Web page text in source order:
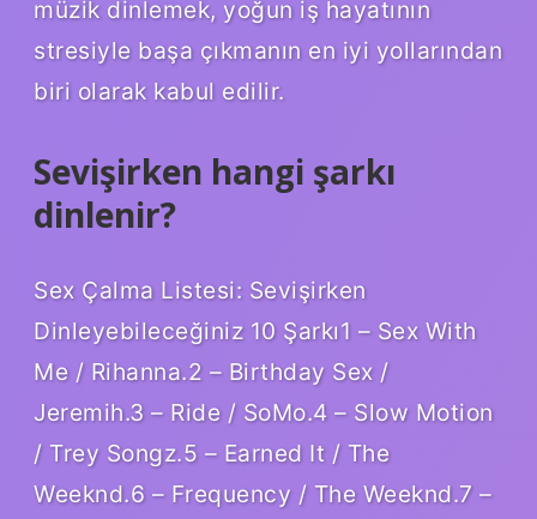
müzik dinlemek, yoğun iş hayatının
stresiyle başa çıkmanın en iyi yollarından
biri olarak kabul edilir.
Sevişirken hangi şarkı
dinlenir?
Sex Çalma Listesi: Sevişirken
Dinleyebileceğiniz 10 Şarkı1 – Sex With
Me / Rihanna.2 – Birthday Sex /
Jeremih.3 – Ride / SoMo.4 – Slow Motion
/ Trey Songz.5 – Earned It / The
Weeknd.6 – Frequency / The Weeknd.7 –